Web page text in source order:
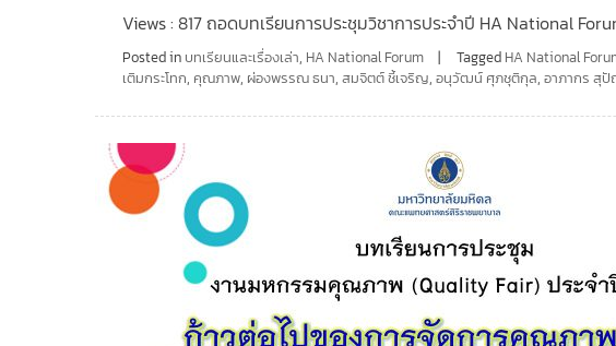
Views : 817 ถอดบทเรียนการประชุมวิชาการประจำปี HA National
Posted in บทเรียนและเรื่องเล่า, HA National Forum Tagged HA National
เติมกระโทก, คุณภาพ, ผ่องพรรณ ธนา,สมจิตต์ ชี้เจริญ,อนุวัฒน์ ศุภชุติกุล,อาภากร สุ